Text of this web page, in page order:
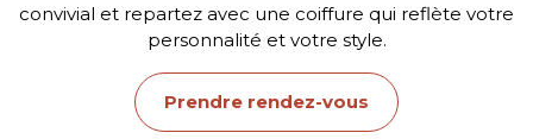
convivial et repartez avec une coiffure qui reflète votre
personnalité et votre style.
Prendre rendez-vous